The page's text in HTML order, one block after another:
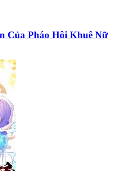
Của Pháo Hôi Khuê Nữ